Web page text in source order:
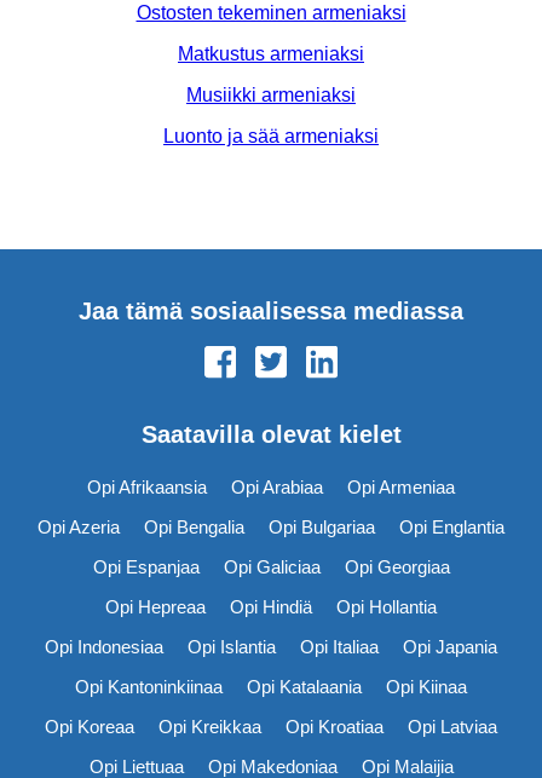
Ostosten tekeminen armeniaksi
Matkustus armeniaksi
Musiikki armeniaksi
Luonto ja sää armeniaksi
Jaa tämä sosiaalisessa mediassa
Saatavilla olevat kielet
Opi Afrikaansia Opi Arabiaa
Opi Armeniaa
Opi Azeria
Opi Bengalia Opi Bulgariaa
Opi Englantia
Opi Espanjaa
Opi Galiciaa
Opi Georgiaa
Opi Hepreaa
Opi Hindiä
Opi Hollantia
Opi Indonesiaa
Opi Islantia Opi Italiaa
Opi Japania
Opi Kantoninkiinaa
Opi Katalaania
Opi Kiinaa
Opi Koreaa
Opi Kreikkaa Opi Kroatiaa
Opi Latviaa
Opi Liettuaa
Opi Makedoniaa
Opi Malaijia